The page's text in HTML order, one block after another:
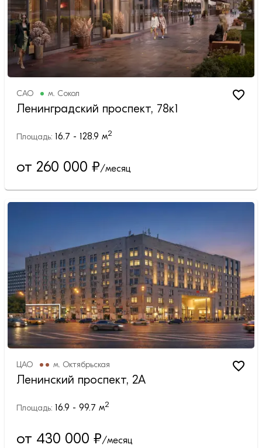
САО м. Сокол
Ленинградский проспект, 78к1
Площадь: 16.7 - 128.9 м2
от 260 000 ₽/месяц
ЦАО м. Октябрьская
Ленинский проспект, 2А
Площадь: 16.9 - 99.7 м2
от 430 000 ₽/месяц